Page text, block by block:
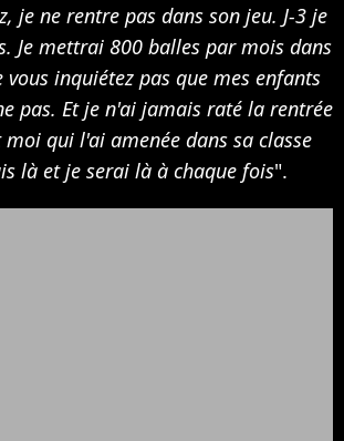
je ne rentre pas dans son jeu. J-3 je
Je mettrai 800 balles par mois dans
inquiétez pas que mes enfants
pas. Et je n'ai jamais raté la rentrée
qui l'ai amenée dans sa classe
là et je serai là à chaque fois".